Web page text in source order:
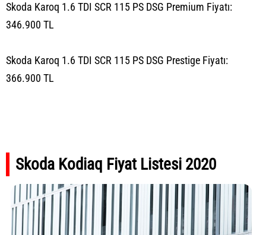
Skoda Karoq 1.6 TDI SCR 115 PS DSG Premium Fiyatı:
346.900 TL
Skoda Karoq 1.6 TDI SCR 115 PS DSG Prestige Fiyatı:
366.900 TL
Skoda Kodiaq Fiyat Listesi 2020